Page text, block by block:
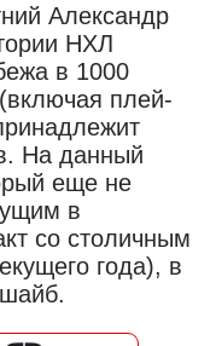
Александр
НХЛ
в 1000
плей-
На данный
еще не
в
со столичным
года), в